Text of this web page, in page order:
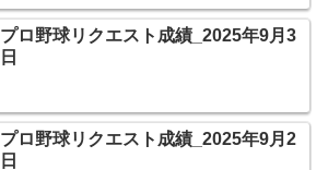
プロ野球リクエスト成績_2025年9月3
日
プロ野球リクエスト成績_2025年9月2
日